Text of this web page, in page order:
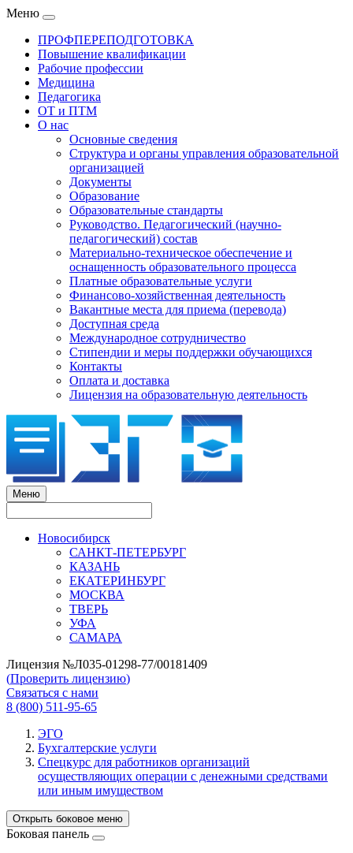
Меню
ПРОФПЕРЕПОДГОТОВКА
Повышение квалификации
Рабочие профессии
Медицина
Педагогика
ОТ и ПТМ
О нас
Основные сведения
Структура и органы управления образовательной
организацией
Документы
Образование
Образовательные стандарты
Руководство. Педагогический (научно-
педагогический) состав
Материально-техническое обеспечение и
оснащенность образовательного процесса
Платные образовательные услуги
Финансово-хозяйственная деятельность
Вакантные места для приема (перевода)
Доступная среда
Международное сотрудничество
Стипендии и меры поддержки обучающихся
Контакты
Оплата и доставка
Лицензия на образовательную деятельность
Меню
Новосибирск
САНКТ-ПЕТЕРБУРГ
КАЗАНЬ
ЕКАТЕРИНБУРГ
МОСКВА
ТВЕРЬ
УФА
САМАРА
Лицензия №Л035-01298-77/00181409
(Проверить лицензию)
Связаться с нами
8 (800) 511-95-65
ЭГО
Бухгалтерские услуги
Спецкурс для работников организаций
осуществляющих операции с денежными средствами
или иным имуществом
Открыть боковое меню
Боковая панель